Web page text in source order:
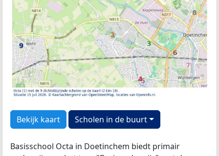
Bekijk kaart Scholen in de buurt
Basisschool Octa in Doetinchem biedt primair